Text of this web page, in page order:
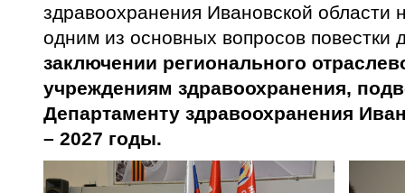
здравоохранения Ивановской области
одним из основных вопросов повестки
заключении регионального
учреждениям здравоохранения,
Департаменту здравоохранения
– 2027 годы.